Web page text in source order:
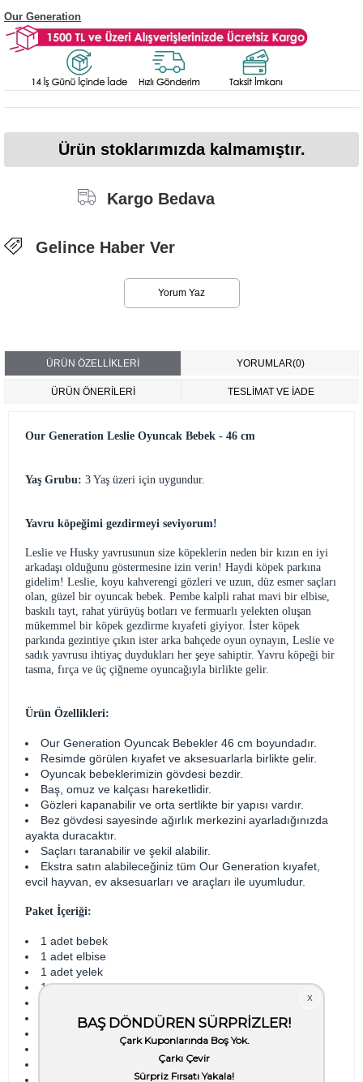
Our Generation
Ürün stoklarımızda kalmamıştır.
Kargo Bedava
Gelince Haber Ver
Yorum Yaz
ÜRÜN ÖZELLIKLERI YORUMLAR(0)
ÜRÜN ÖNERILERI TESLİMAT VE İADE
Our Generation Leslie Oyuncak Bebek - 46 cm
Yaş Grubu: 3 Yaş üzeri için uygundur.
Yavru köpeğimi gezdirmeyi seviyorum!
Leslie ve Husky yavrusunun size köpeklerin neden bir kızın en iyi
arkadaşı olduğunu göstermesine izin verin! Haydi köpek parkına
gidelim! Leslie, koyu kahverengi gözleri ve uzun, düz esmer saçları
olan, güzel bir oyuncak bebek. Pembe kalpli rahat mavi bir elbise,
baskılı tayt, rahat yürüyüş botları ve fermuarlı yelekten oluşan
mükemmel bir köpek gezdirme kıyafeti giyiyor. İster köpek
parkında gezintiye çıkın ister arka bahçede oyun oynayın, Leslie ve
sadık yavrusu ihtiyaç duydukları her şeye sahiptir. Yavru köpeği bir
tasma, fırça ve üç çiğneme oyuncağıyla birlikte gelir.
Ürün Özellikleri:
Our Generation Oyuncak Bebekler 46 cm boyundadır.
Resimde görülen kıyafet ve aksesuarlarla birlikte gelir.
Oyuncak bebeklerimizin gövdesi bezdir.
Baş, omuz ve kalçası hareketlidir.
Gözleri kapanabilir ve orta sertlikte bir yapısı vardır.
Bez gövdesi sayesinde ağırlık merkezini ayarladığınızda
ayakta duracaktır.
Saçları taranabilir ve şekil alabilir.
Ekstra satın alabileceğiniz tüm Our Generation kıyafet,
evcil hayvan, ev aksesuarları ve araçları ile uyumludur.
Paket İçeriği:
1 adet bebek
1 adet elbise
1 adet yelek
1 adet tayt
1 adet top
1 adet tasma
1 adet diş çıkarma kemiği